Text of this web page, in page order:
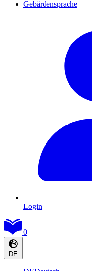
Gebärdensprache
Login
0
DE